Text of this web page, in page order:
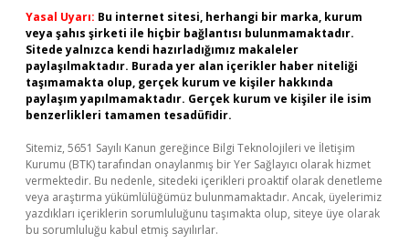
Yasal Uyarı: Bu internet sitesi, herhangi bir marka, kurum
veya şahıs şirketi ile hiçbir bağlantısı bulunmamaktadır.
Sitede yalnızca kendi hazırladığımız makaleler
paylaşılmaktadır. Burada yer alan içerikler haber niteliği
taşımamakta olup, gerçek kurum ve kişiler hakkında
paylaşım yapılmamaktadır. Gerçek kurum ve kişiler ile isim
benzerlikleri tamamen tesadüfidir.
Sitemiz, 5651 Sayılı Kanun gereğince Bilgi Teknolojileri ve İletişim
Kurumu (BTK) tarafından onaylanmış bir Yer Sağlayıcı olarak hizmet
vermektedir. Bu nedenle, sitedeki içerikleri proaktif olarak denetleme
veya araştırma yükümlülüğümüz bulunmamaktadır. Ancak, üyelerimiz
yazdıkları içeriklerin sorumluluğunu taşımakta olup, siteye üye olarak
bu sorumluluğu kabul etmiş sayılırlar.